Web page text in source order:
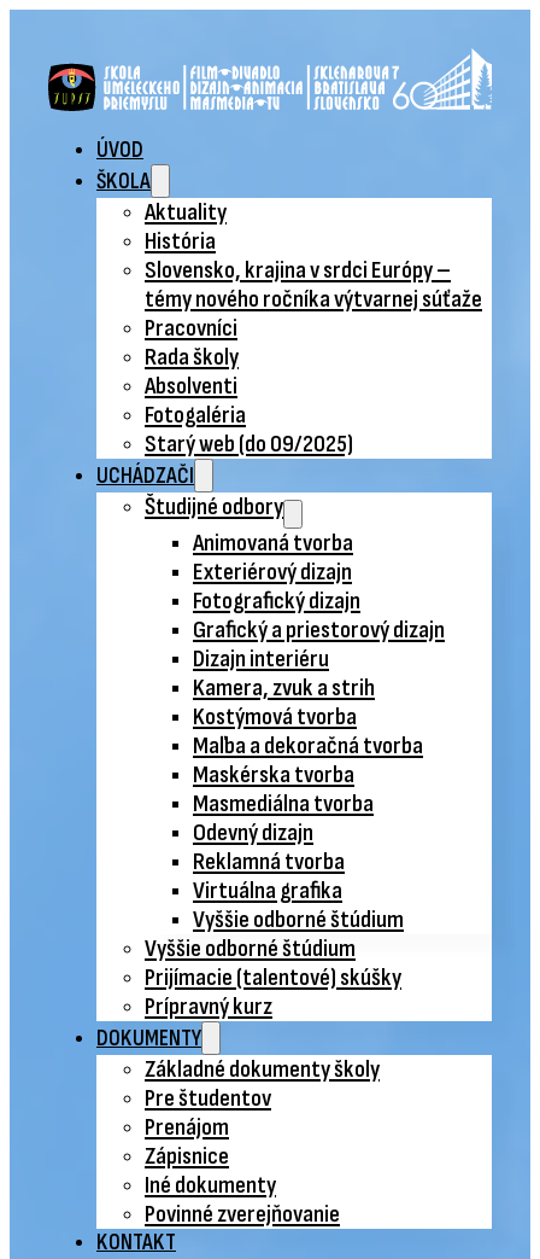
ÚVOD
ŠKOLA
Aktuality
História
Slovensko, krajina v srdci Európy –
témy nového ročníka výtvarnej súťaže
Pracovníci
Rada školy
Absolventi
Fotogaléria
Starý web (do 09/2025)
UCHÁDZAČI
Študijné odbory
Animovaná tvorba
Exteriérový dizajn
Fotografický dizajn
Grafický a priestorový dizajn
Dizajn interiéru
Kamera, zvuk a strih
Kostýmová tvorba
Maľba a dekoračná tvorba
Maskérska tvorba
Masmediálna tvorba
Odevný dizajn
Reklamná tvorba
Virtuálna grafika
Vyššie odborné štúdium
Vyššie odborné štúdium
Prijímacie (talentové) skúšky
Prípravný kurz
DOKUMENTY
Základné dokumenty školy
Pre študentov
Prenájom
Zápisnice
Iné dokumenty
Povinné zverejňovanie
KONTAKT